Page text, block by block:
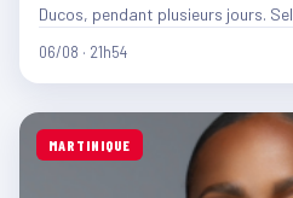
Ducos, pendant plusieurs jours.
06/08 · 21h54
MARTINIQUE